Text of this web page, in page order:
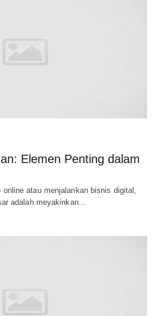
Elemen Penting dalam
atau menjalankan bisnis digital,
adalah meyakinkan…